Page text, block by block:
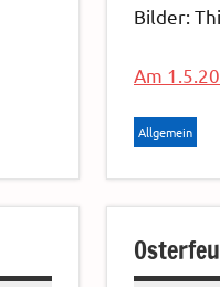
Bilder:
Am
Allgemein